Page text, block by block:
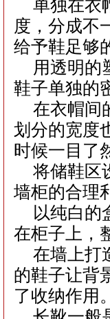
单独在衣
度，分成不
给予鞋足够
用透明的
鞋子单独的
在衣帽间
划分的宽度
时候一目了
将储鞋区
墙柜的合理
以纯白的
在柜子上，
在墙上打
的鞋子让背
了收纳作用。